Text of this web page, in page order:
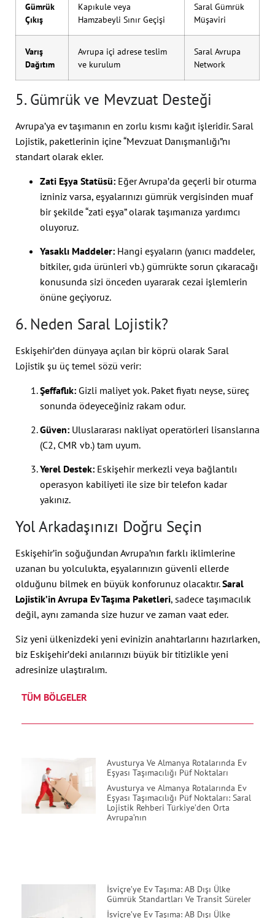
Gümrük
Çıkış
Kapıkule veya
Hamzabeyli Sınır Geçişi
Saral Gümrük
Müşaviri
Varış
Dağıtım
Avrupa içi adrese teslim
ve kurulum
Saral Avrupa
Network
5. Gümrük ve Mevzuat Desteği
Avrupa’ya ev taşımanın en zorlu kısmı kağıt işleridir. Saral
Lojistik, paketlerinin içine “Mevzuat Danışmanlığı”nı
standart olarak ekler.
Zati Eşya Statüsü: Eğer Avrupa’da geçerli bir oturma
izniniz varsa, eşyalarınızı gümrük vergisinden muaf
bir şekilde “zati eşya” olarak taşımanıza yardımcı
oluyoruz.
Yasaklı Maddeler: Hangi eşyaların (yanıcı maddeler,
bitkiler, gıda ürünleri vb.) gümrükte sorun çıkaracağı
konusunda sizi önceden uyararak cezai işlemlerin
önüne geçiyoruz.
6. Neden Saral Lojistik?
Eskişehir’den dünyaya açılan bir köprü olarak Saral
Lojistik şu üç temel sözü verir:
Şeffaflık: Gizli maliyet yok. Paket fiyatı neyse, süreç
sonunda ödeyeceğiniz rakam odur.
Güven: Uluslararası nakliyat operatörleri lisanslarına
(C2, CMR vb.) tam uyum.
Yerel Destek: Eskişehir merkezli veya bağlantılı
operasyon kabiliyeti ile size bir telefon kadar
yakınız.
Yol Arkadaşınızı Doğru Seçin
Eskişehir’in soğuğundan Avrupa’nın farklı iklimlerine
uzanan bu yolculukta, eşyalarınızın güvenli ellerde
olduğunu bilmek en büyük konforunuz olacaktır.Saral
Lojistik’in Avrupa Ev Taşıma Paketleri, sadece taşımacılık
değil, aynı zamanda size huzur ve zaman vaat eder.
Siz yeni ülkenizdeki yeni evinizin anahtarlarını hazırlarken,
biz Eskişehir’deki anılarınızı büyük bir titizlikle yeni
adresinize ulaştıralım.
TÜM BÖLGELER
Avusturya Ve Almanya Rotalarında Ev
Eşyası Taşımacılığı Püf Noktaları
Avusturya ve Almanya Rotalarında Ev
Eşyası Taşımacılığı Püf Noktaları: Saral
Lojistik Rehberi Türkiye’den Orta
Avrupa’nın
İsviçre’ye Ev Taşıma: AB Dışı Ülke
Gümrük Standartları Ve Transit Süreler
İsviçre’ye Ev Taşıma: AB Dışı Ülke